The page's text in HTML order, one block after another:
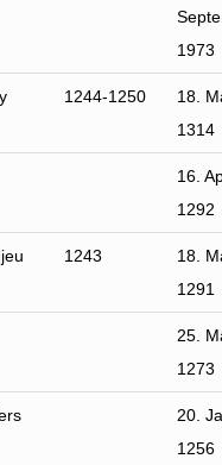
1973
1244-1250
18.
1314
16.
1292
1243
18.
1291
25.
1273
20.
1256